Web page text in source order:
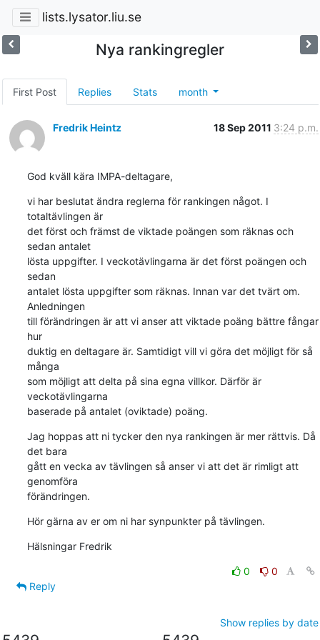
lists.lysator.liu.se
Nya rankingregler
First Post Replies Stats month
Fredrik Heintz 18 Sep 2011 3:24 p.m.
God kväll kära IMPA-deltagare,
vi har beslutat ändra reglerna för rankingen något. I
totaltävlingen är
det först och främst de viktade poängen som räknas och
sedan antalet
lösta uppgifter. I veckotävlingarna är det först poängen och
sedan
antalet lösta uppgifter som räknas. Innan var det tvärt om.
Anledningen
till förändringen är att vi anser att viktade poäng bättre fångar
hur
duktig en deltagare är. Samtidigt vill vi göra det möjligt för så
många
som möjligt att delta på sina egna villkor. Därför är
veckotävlingarna
baserade på antalet (oviktade) poäng.
Jag hoppas att ni tycker den nya rankingen är mer rättvis. Då
det bara
gått en vecka av tävlingen så anser vi att det är rimligt att
genomföra
förändringen.
Hör gärna av er om ni har synpunkter på tävlingen.
Hälsningar Fredrik
0
0
Reply
Show replies by date